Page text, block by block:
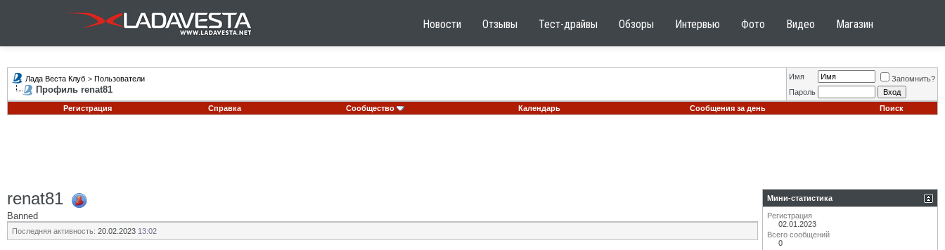
Новости Отзывы Тест-драйвы Обзоры Интервью Фото Видео Магазин
Лада Веста Клуб > Пользователи
Профиль renat81
Имя
Запомнить?
Пароль
Регистрация
Справка Сообщество Календарь Сообщения за день Поиск
renat81
Banned
Последняя активность: 20.02.2023 13:02
Мини-статистика
Регистрация
02.01.2023
Всего сообщений
0